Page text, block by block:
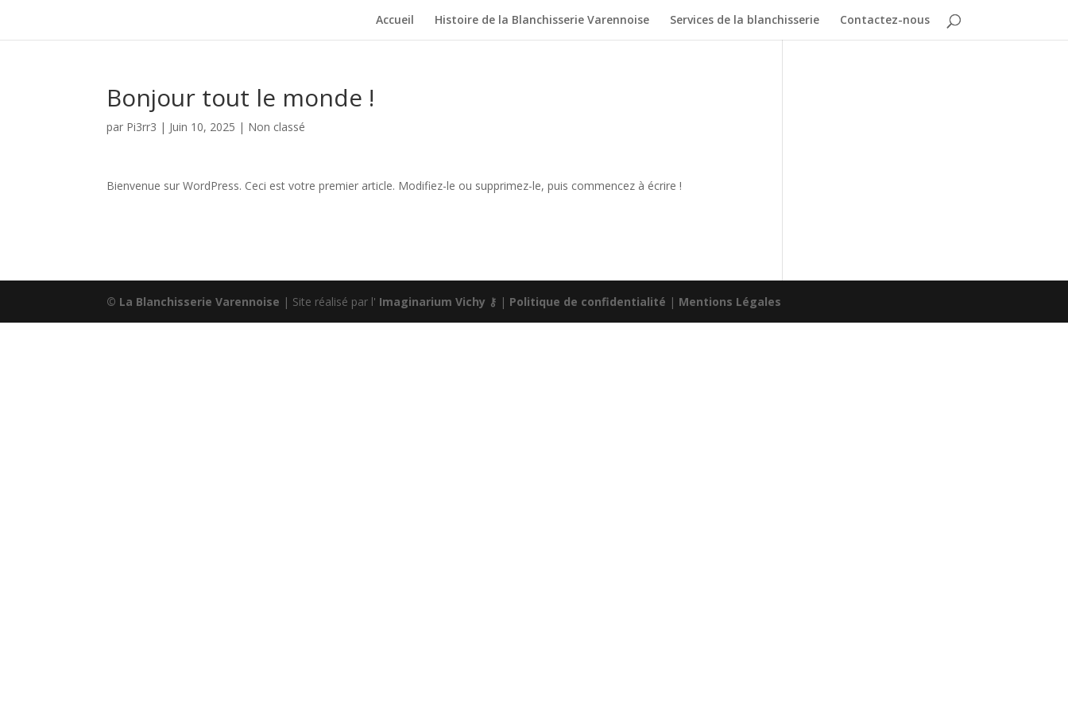
Accueil Histoire de la Blanchisserie Varennoise Services de la blanchisserie Contactez-nous
Bonjour tout le monde !
par Pi3rr3 | Juin 10, 2025 | Non classé
Bienvenue sur WordPress. Ceci est votre premier article. Modifiez-le ou supprimez-le, puis commencez à écrire !
© La Blanchisserie Varennoise | Site réalisé par l' Imaginarium Vichy ⚷ | Politique de confidentialité | Mentions Légales